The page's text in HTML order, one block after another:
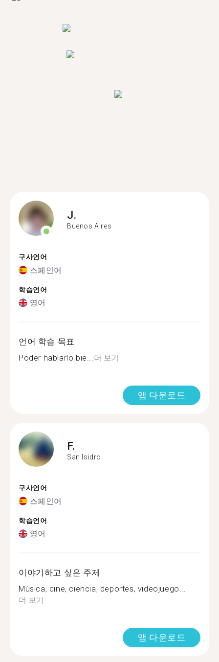
J.
Buenos Aires
구사언어
스페인어
학습언어
영어
언어 학습 목표
Poder hablarlo bie...더 보기
앱 다운로드
F.
San Isidro
구사언어
스페인어
학습언어
영어
이야기하고 싶은 주제
Música, cine, ciencia, deportes, videojuego...
더 보기
앱 다운로드